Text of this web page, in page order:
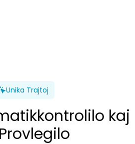
Unika Trajtoj
kaj